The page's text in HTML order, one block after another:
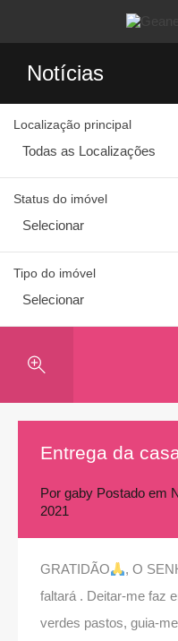
Notícias
Localização principal
Todas as Localizações
Status do imóvel
Selecionar
Tipo do imóvel
Selecionar
Entrega da
Por gaby Postado em
2021
GRATIDÃO
, O
faltará . Deitar-me faz
verdes pastos, guia-